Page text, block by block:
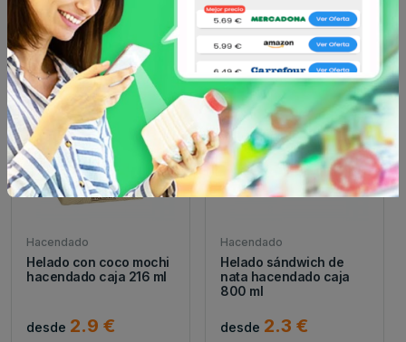
desde2.95 € desde2.45 €
Hacendado
Helado con coco mochi
hacendado caja 216 ml
desde 2.9 €
Hacendado
Helado sándwich de
nata hacendado caja
800 ml
desde 2.3 €